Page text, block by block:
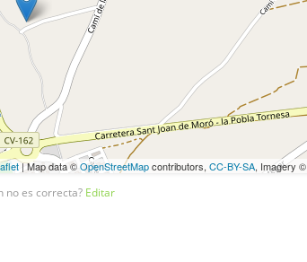
| Map data ©OpenStreetMapcontributors, CC-BY-SA, Imagery ©
no es correcta? Editar